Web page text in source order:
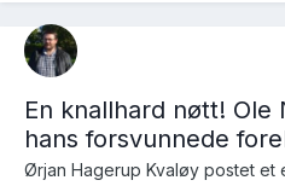
En knallhard nøtt! Ole
hans forsvunnede
Ørjan Hagerup Kvaløy postet et